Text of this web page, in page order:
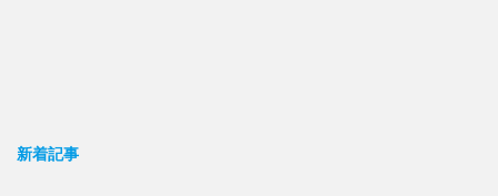
新着記事